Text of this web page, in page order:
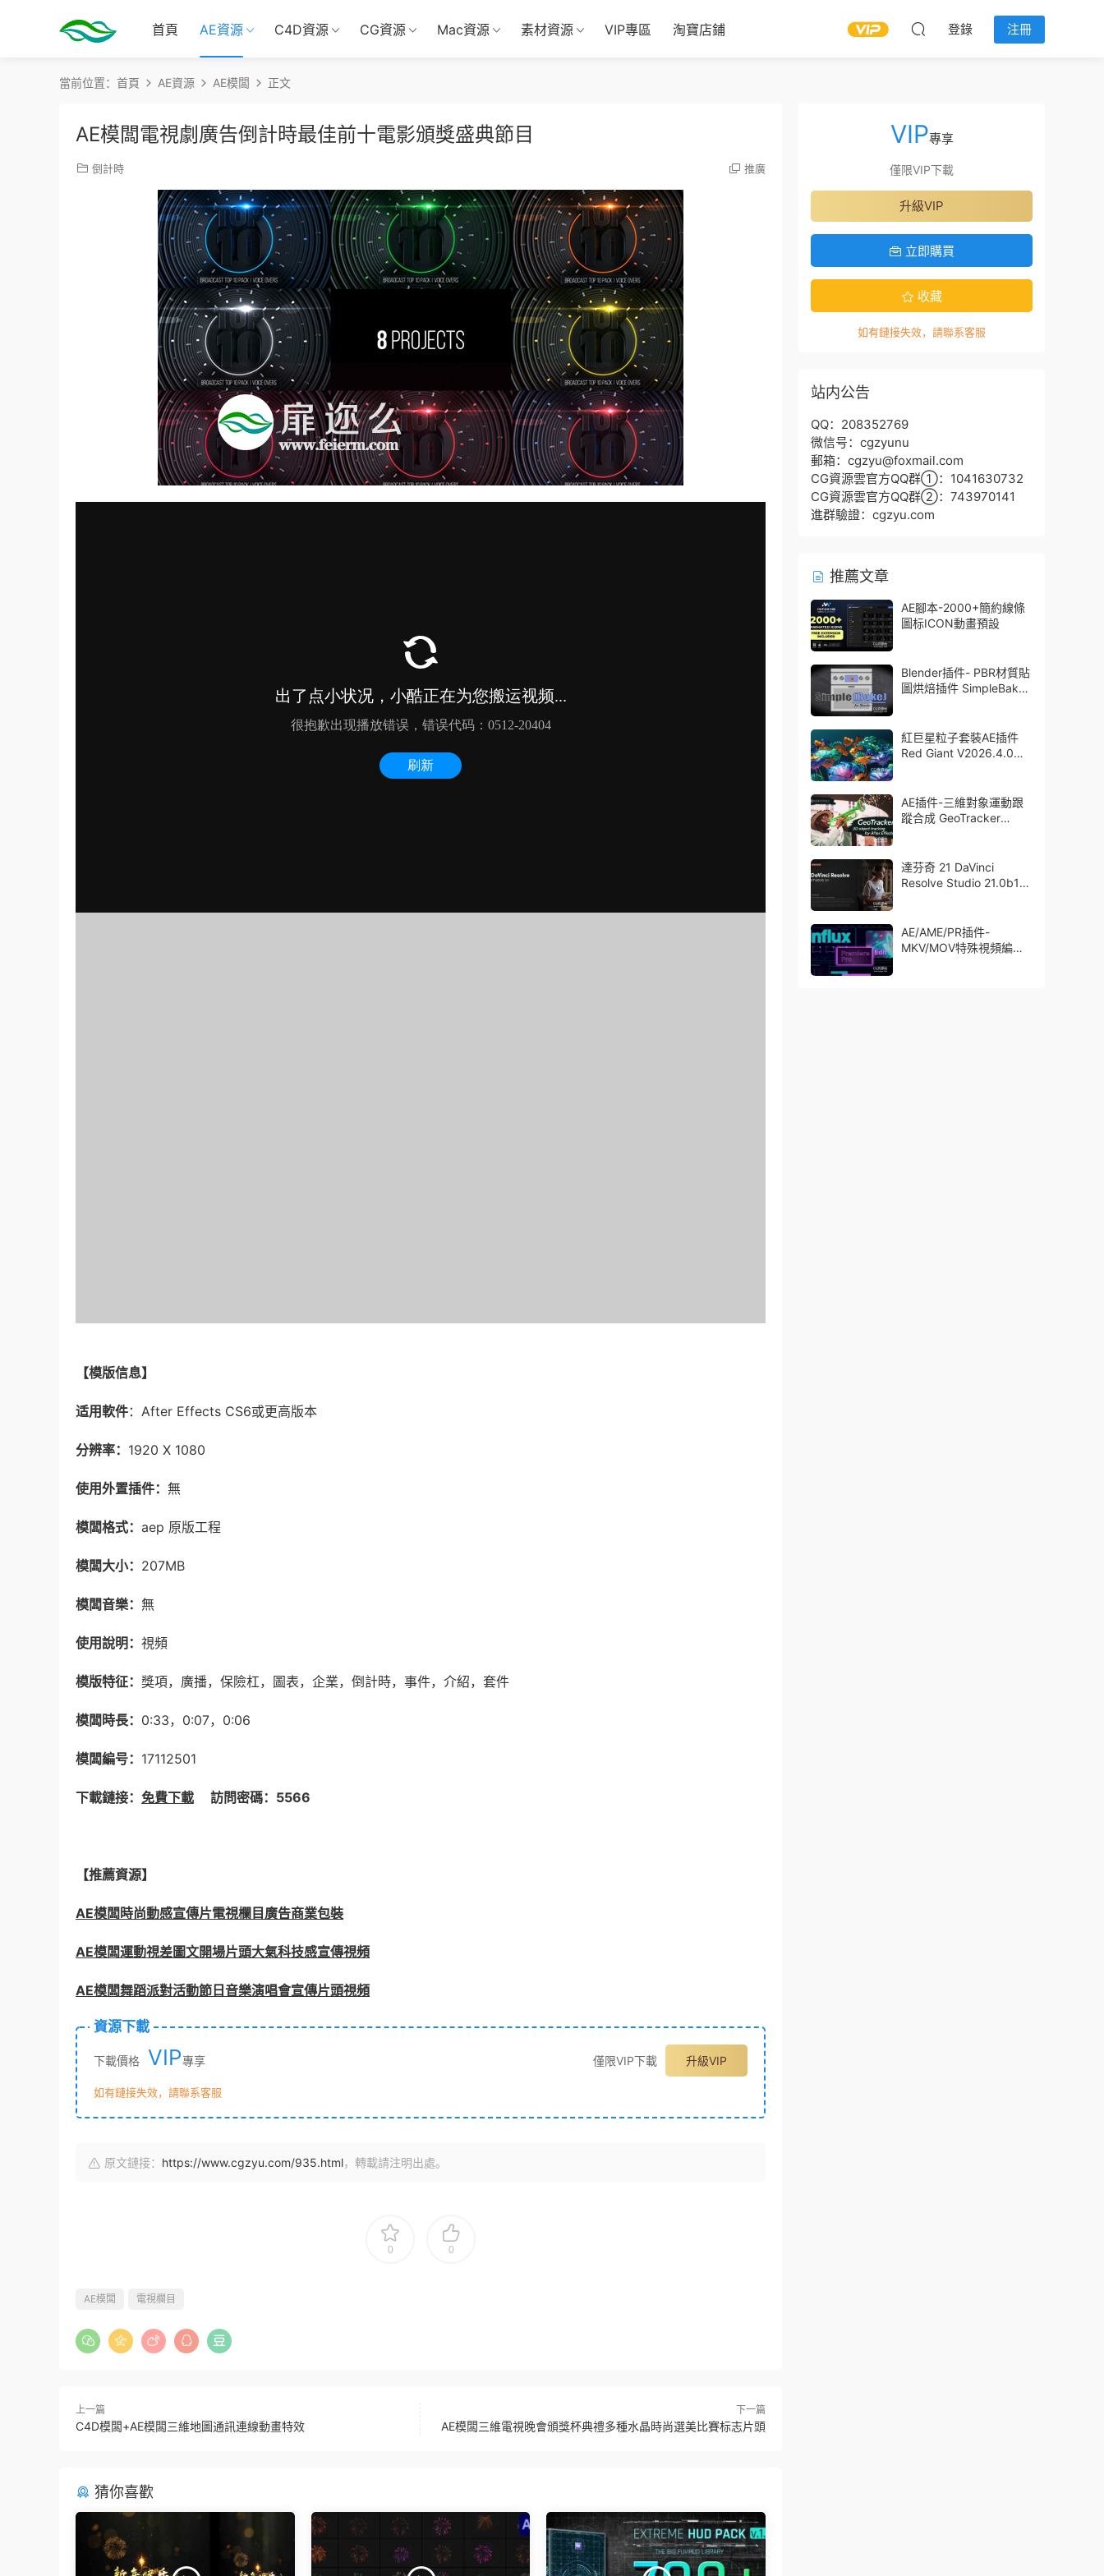
首頁 AE資源 C4D資源 CG資源 Mac資源 素材資源 VIP專區 淘寶店鋪 登錄 注冊
當前位置： 首頁 AE資源 AE模闆 正文
AE模闆電視劇廣告倒計時最佳前十電影頒獎盛典節目
倒計時 推廣
【模版信息】
适用軟件：After Effects CS6或更高版本
分辨率： 1920 X 1080
使用外置插件： 無
模闆格式： aep 原版工程
模闆大小： 207MB
模闆音樂： 無
使用說明： 視頻
模版特征： 獎項，廣播，保險杠，圖表，企業，倒計時，事件，介紹，套件
模闆時長： 0:33，0:07，0:06
模闆編号： 17112501
下載鏈接： 免費下載 訪問密碼：5566
【推薦資源】
AE模闆時尚動感宣傳片電視欄目廣告商業包裝
AE模闆運動視差圖文開場片頭大氣科技感宣傳視頻
AE模闆舞蹈派對活動節日音樂演唱會宣傳片頭視頻
資源下載
下載價格 VIP專享 僅限VIP下載 升級VIP
如有鏈接失效，請聯系客服
原文鏈接： https://www.cgzyu.com/935.html，轉載請注明出處。
0 0
AE模闆 電視欄目
上一篇
C4D模闆+AE模闆三維地圖通訊連線動畫特效
下一篇
AE模闆三維電視晚會頒獎杯典禮多種水晶時尚選美比賽标志片頭
猜你喜歡
VIP專享
僅限VIP下載
升級VIP
立即購買
收藏
如有鏈接失效，請聯系客服
站内公告
QQ：208352769
微信号：cgzyunu
郵箱：cgzyu@foxmail.com
CG資源雲官方QQ群①：1041630732
CG資源雲官方QQ群②：743970141
進群驗證：cgzyu.com
推薦文章
AE腳本-2000+簡約線條
圖标ICON動畫預設
Blender插件- PBR材質貼
圖烘焙插件 SimpleBake
紅巨星粒子套裝AE插件
Red Giant V2026.4.0
Bullet + VFX Suit
AE插件-三維對象運動跟
蹤合成 GeoTracker
達芬奇 21 DaVinci
Resolve Studio 21.0b1
AE/AME/PR插件-
MKV/MOV特殊視頻編碼